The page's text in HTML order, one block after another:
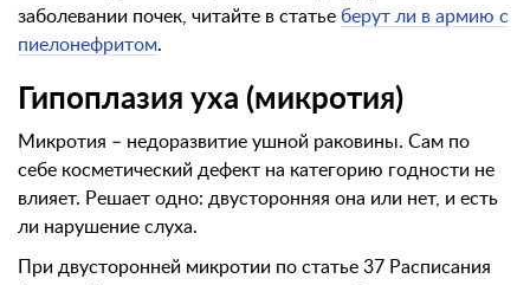
заболевании почек, читайте в статье берут ли в армию с
пиелонефритом.
Гипоплазия уха (микротия)
Микротия – недоразвитие ушной раковины. Сам по
себе косметический дефект на категорию годности не
влияет. Решает одно: двусторонняя она или нет, и есть
ли нарушение слуха.
При двусторонней микротии по статье 37 Расписания